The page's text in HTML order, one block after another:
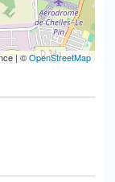
| ©OpenStreetMap